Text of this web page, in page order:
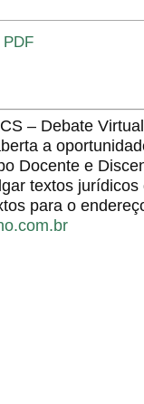
PDF
– Debate
a
Docente e
textos
para o